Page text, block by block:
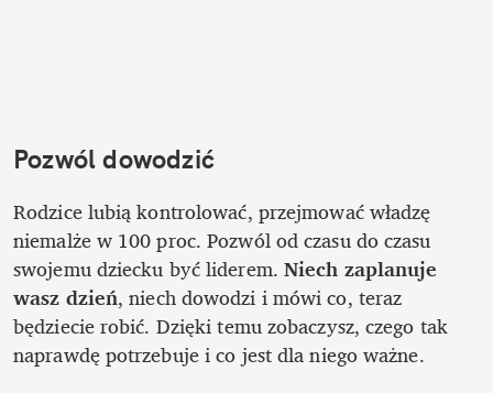
Pozwól dowodzić
Rodzice lubią kontrolować, przejmować władzę
niemalże w 100 proc. Pozwól od czasu do czasu
swojemu dziecku być liderem. Niech zaplanuje
wasz dzień, niech dowodzi i mówi co, teraz
będziecie robić. Dzięki temu zobaczysz, czego tak
naprawdę potrzebuje i co jest dla niego ważne.